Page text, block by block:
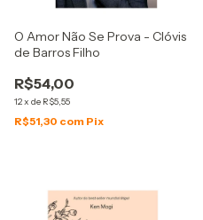
O Amor Não Se Prova - Clóvis
de Barros Filho
R$54,00
12x de R$5,55
R$51,30 com Pix